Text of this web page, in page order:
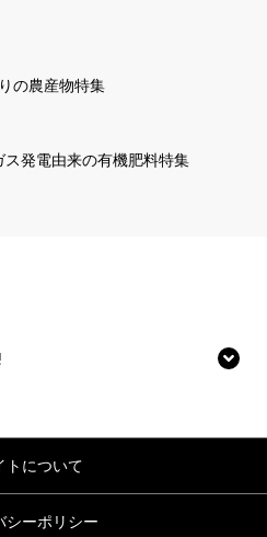
の農産物特集
発電由来の有機肥料特集
トについて
シーポリシー